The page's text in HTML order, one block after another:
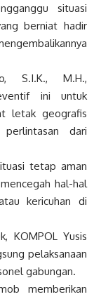
situasi
berniat hadir
S.I.K., M.H.,
ini untuk
letak geografis
dari
tetap aman
hal-hal
kericuhan di
KOMPOL Yusis
pelaksanaan
gabungan.
memberikan